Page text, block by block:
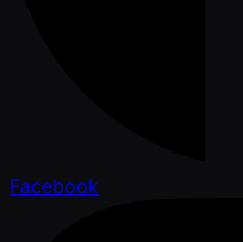
Facebook